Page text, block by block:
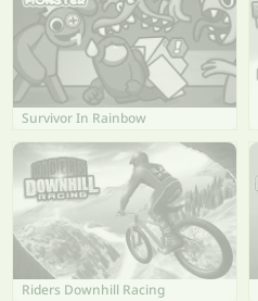
Survivor In Rainbow
Riders Downhill Racing